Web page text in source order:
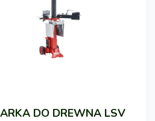
DO DREWNA LSV